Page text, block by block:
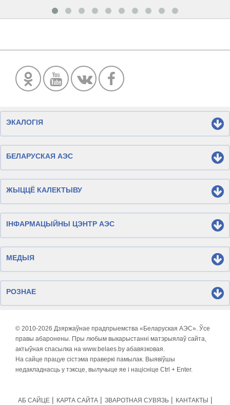
ЭКАЛОГІЯ
БЕЛАРУСКАЯ АЭС
ЖЫЦЦЁ КАЛЕКТЫВУ
ІНФАРМАЦЫЙНЫ ЦЭНТР АЭС
МЕДЫЯ
РОЗНАЕ
© 2010-2026 Дзяржаўнае прадпрыемства «Беларуская АЭС». Ўсе
правы абаронены. Пры любым выкарыстанні матэрыялаў сайта,
актыўная спасылка на www.belaes.by абавязковая.
На сайце працуе сістэма праверкі памылак. Выявіўшы
недакладнасць у тэксце, вылучыце яе і націсніце Ctrl + Enter.
АБ САЙЦЕ КАРТА САЙТА ЗВАРОТНАЯ СУВЯЗЬ КАНТАКТЫ